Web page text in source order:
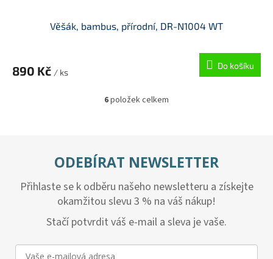
Věšák, bambus, přírodní, DR-N1004 WT
890 Kč / ks
Do košíku
O
a
í
p
r
v
y
6položek celkem
ODEBÍRAT NEWSLETTER
Přihlaste se k odběru našeho newsletteru a získejte
okamžitou slevu 3 % na váš nákup!
Stačí potvrdit váš e-mail a sleva je vaše.